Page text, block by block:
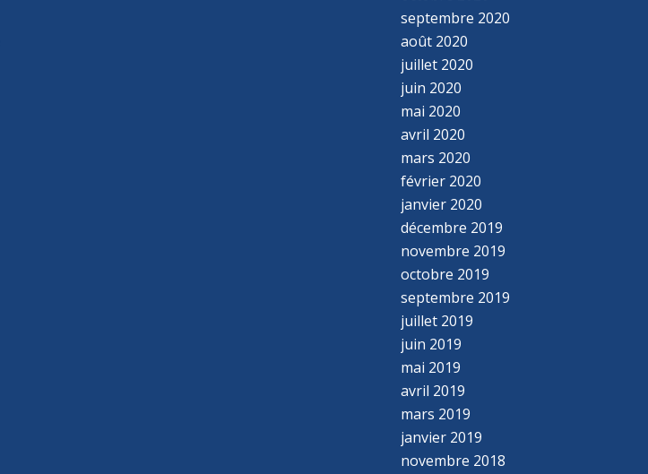
septembre 2020
août 2020
juillet 2020
juin 2020
mai 2020
avril 2020
mars 2020
février 2020
janvier 2020
décembre 2019
novembre 2019
octobre 2019
septembre 2019
juillet 2019
juin 2019
mai 2019
avril 2019
mars 2019
janvier 2019
novembre 2018